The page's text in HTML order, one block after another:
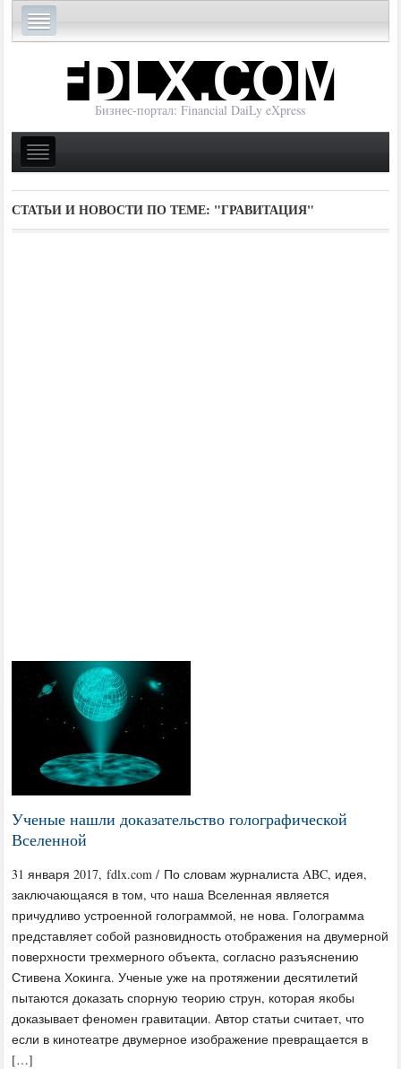
Бизнес-портал: Financial DaiLy eXpress
СТАТЬИ И НОВОСТИ ПО ТЕМЕ: "ГРАВИТАЦИЯ"
Ученые нашли доказательство голографической
Вселенной
31 января 2017, fdlx.com / По словам журналиста ABC, идея,
заключающаяся в том, что наша Вселенная является
причудливо устроенной голограммой, не нова. Голограмма
представляет собой разновидность отображения на двумерной
поверхности трехмерного объекта, согласно разъяснению
Стивена Хокинга. Ученые уже на протяжении десятилетий
пытаются доказать спорную теорию струн, которая якобы
доказывает феномен гравитации. Автор статьи считает, что
если в кинотеатре двумерное изображение превращается в
[…]